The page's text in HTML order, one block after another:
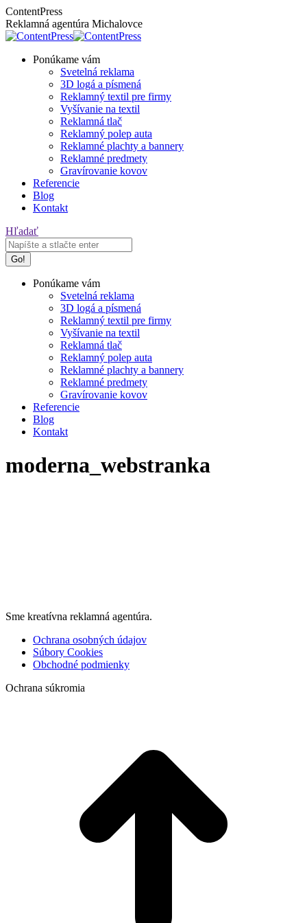
Skip
to
content
Facebook
page
opens
new
Instagram
page
opens
new
ContentPress
Reklamná agentúra Michalovce
Ponúkame vám
Svetelná reklama
3D logá a písmená
Reklamný textil pre firmy
Vyšívanie na textil
Reklamná tlač
Reklamný polep auta
Reklamné plachty a bannery
Reklamné predmety
Gravírovanie kovov
Referencie
Blog
Kontakt
Search:
Hľadať
Ponúkame vám
Svetelná reklama
3D logá a písmená
Reklamný textil pre firmy
Vyšívanie na textil
Reklamná tlač
Reklamný polep auta
Reklamné plachty a bannery
Reklamné predmety
Gravírovanie kovov
Referencie
Blog
Kontakt
moderna_webstranka
Sme kreatívna reklamná agentúra.
Ochrana osobných údajov
Súbory Cookies
Obchodné podmienky
Ochrana súkromia